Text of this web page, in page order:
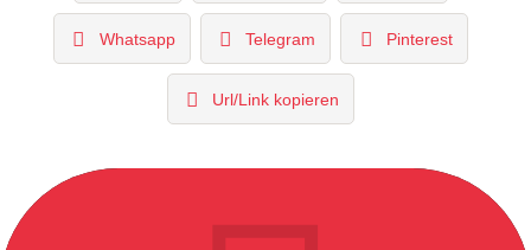
Whatsapp Telegram Pinterest
Url/Link kopieren